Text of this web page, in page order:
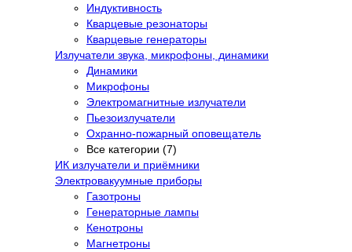
Индуктивность
Кварцевые резонаторы
Кварцевые генераторы
Излучатели звука, микрофоны, динамики
Динамики
Микрофоны
Электромагнитные излучатели
Пьезоизлучатели
Охранно-пожарный оповещатель
Все категории (7)
ИК излучатели и приёмники
Электровакуумные приборы
Газотроны
Генераторные лампы
Кенотроны
Магнетроны